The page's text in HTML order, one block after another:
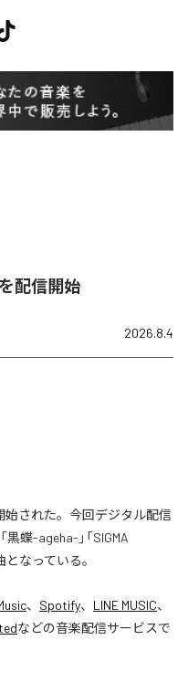
配信開始
2026.8.4
始された。今回デジタル配信
蝶-ageha-」「SIGMA
となっている。
、 Spotify、 LINE MUSIC、
などの音楽配信サービスで